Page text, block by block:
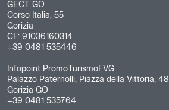
GECT GO
Corso Italia, 55
Gorizia
CF: 91036160314
+39 0481 535446
Infopoint PromoTurismoFVG
Palazzo Paternolli, Piazza della Vittoria, 48
Gorizia GO
+39 0481 535764